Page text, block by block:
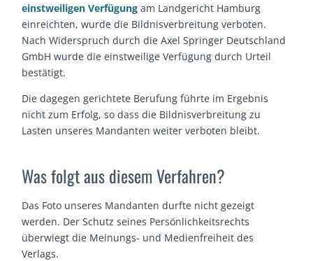
einstweiligen Verfügungam Landgericht Hamburg
einreichten, wurde die Bildnisverbreitung verboten.
Nach Widerspruch durch die Axel Springer Deutschland
GmbH wurde die einstweilige Verfügung durch Urteil
bestätigt.
Die dagegen gerichtete Berufung führte im Ergebnis
nicht zum Erfolg, so dass die Bildnisverbreitung zu
Lasten unseres Mandanten weiter verboten bleibt.
Was folgt aus diesem Verfahren?
Das Foto unseres Mandanten durfte nicht gezeigt
werden. Der Schutz seines Persönlichkeitsrechts
überwiegt die Meinungs- und Medienfreiheit des
Verlags.